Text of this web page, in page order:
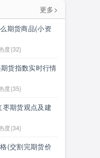
更多>
期货商品(小资
度{32}
货指数实时行情
度{35}
期货观点及建
度{34}
(交割完期货价